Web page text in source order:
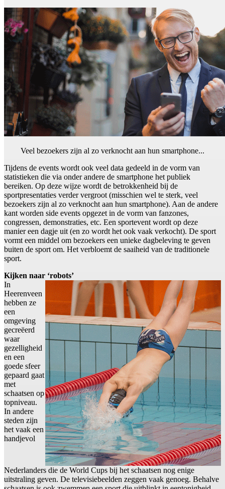
Veel bezoekers zijn al zo verknocht aan hun smartphone...
Tijdens de events wordt ook veel data gedeeld in de vorm van
statistieken die via onder andere de smartphone het publiek
bereiken. Op deze wijze wordt de betrokkenheid bij de
sportpresentaties verder vergroot (misschien wel te sterk, veel
bezoekers zijn al zo verknocht aan hun smartphone). Aan de andere
kant worden side events opgezet in de vorm van fanzones,
congressen, demonstraties, etc. Een sportevent wordt op deze
manier een dagje uit (en zo wordt het ook vaak verkocht). De sport
vormt een middel om bezoekers een unieke dagbeleving te geven
buiten de sport om. Het verbloemt de saaiheid van de traditionele
sport.
Kijken naar ‘robots’
In
Heerenveen
hebben ze
een
omgeving
gecreëerd
waar
gezelligheid
en een
goede sfeer
gepaard gaat
met
schaatsen op
topniveau.
In andere
steden zijn
het vaak een
handjevol
Nederlanders die de World Cups bij het schaatsen nog enige
uitstraling geven. De televisiebeelden zeggen vaak genoeg. Behalve